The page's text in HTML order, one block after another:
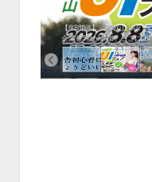
【8/8開催】「和歌山 UIタ
企業も5社が参加、ここに“